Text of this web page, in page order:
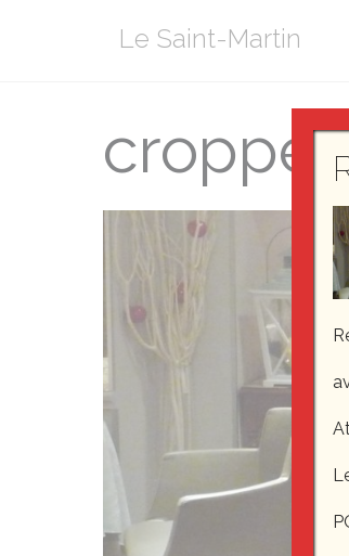
Le Saint-Martin